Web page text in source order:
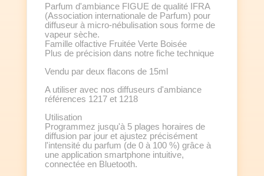
Parfum d'ambiance FIGUE de qualité IFRA
(Association internationale de Parfum) pour
diffuseur à micro-nébulisation sous forme de
vapeur sèche.
Famille olfactive Fruitée Verte Boisée
Plus de précision dans notre fiche technique
Vendu par deux flacons de 15ml
A utiliser avec nos diffuseurs d'ambiance
références 1217 et 1218
Utilisation
Programmez jusqu'à 5 plages horaires de
diffusion par jour et ajustez précisément
l'intensité du parfum (de 0 à 100 %) grâce à
une application smartphone intuitive,
connectée en Bluetooth.